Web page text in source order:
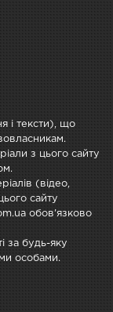
і тексти), що
з цього сайту
(відео,
сайту
обов'язково
за будь-яку
особами.